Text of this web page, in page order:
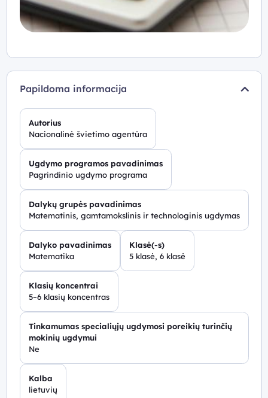
Papildoma informacija
Autorius
Nacionalinė švietimo agentūra
Ugdymo programos pavadinimas
Pagrindinio ugdymo programa
Dalykų grupės pavadinimas
Matematinis, gamtamokslinis ir technologinis ugdymas
Dalyko pavadinimas
Matematika
Klasė(-s)
5 klasė, 6 klasė
Klasių koncentrai
5–6 klasių koncentras
Tinkamumas specialiųjų ugdymosi poreikių turinčių
mokinių ugdymui
Ne
Kalba
lietuvių